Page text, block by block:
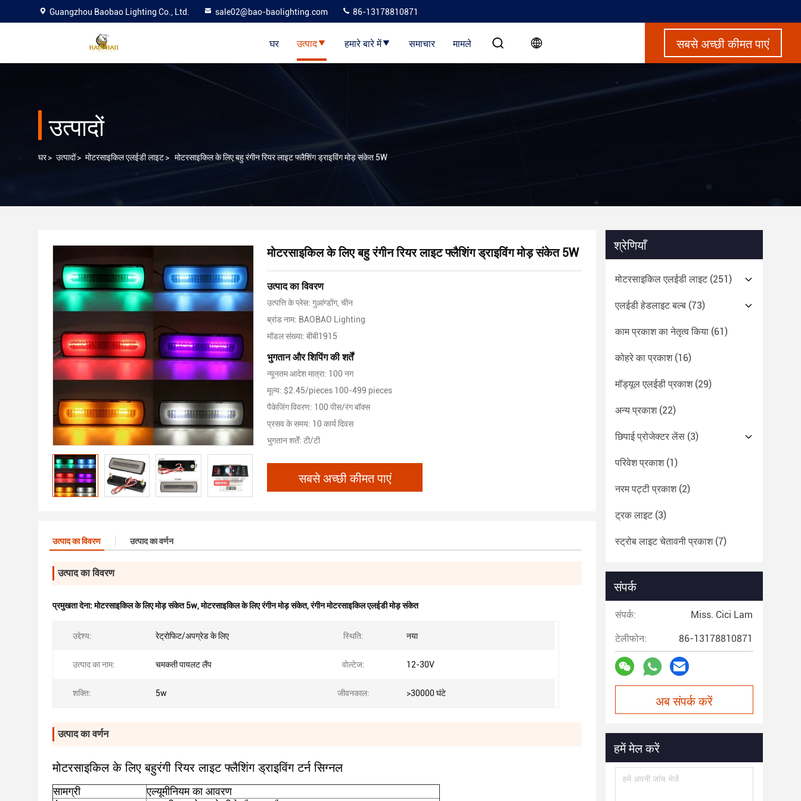
Guangzhou Baobao Lighting Co., Ltd. sale02@bao-baolighting.com 86-13178810871
घर उत्पाद हमारे बारे में समाचार मामले सबसे अच्छी कीमत पाएं
उत्पादों
घर> उत्पादों> मोटरसाइकिल एलईडी लाइट> मोटरसाइकिल के लिए बहु रंगीन रियर लाइट फ्लैशिंग ड्राइविंग मोड़ संकेत 5W
मोटरसाइकिल के लिए बहु रंगीन रियर लाइट फ्लैशिंग ड्राइविंग मोड़ संकेत 5W
उत्पाद का विवरण
उत्पत्ति के प्लेस: गुआंग्डोंग, चीन
ब्रांड नाम: BAOBAO Lighting
मॉडल संख्या: बीबी1915
भुगतान और शिपिंग की शर्तें
न्यूनतम आदेश मात्रा: 100 नग
मूल्य: $2.45/pieces 100-499 pieces
पैकेजिंग विवरण: 100 पीस/रंग बॉक्स
प्रसव के समय: 10 कार्य दिवस
भुगतान शर्तें: टी/टी
सबसे अच्छी कीमत पाएं
उत्पाद का विवरण उत्पाद का वर्णन
उत्पाद का विवरण
प्रमुखता देना:मोटरसाइकिल के लिए मोड़ संकेत 5w,मोटरसाइकिल के लिए रंगीन मोड़ संकेत,रंगीन मोटरसाइकिल एलईडी मोड़ संकेत
उद्देश्य: रेट्रोफिट/अपग्रेड के लिए स्थिति: नया
उत्पाद का नाम: चमकती पायलट लैंप वोल्टेज: 12-30V
शक्ति: 5w जीवनकाल: >30000 घंटे
उत्पाद का वर्णन
मोटरसाइकिल के लिए बहुरंगी रियर लाइट फ्लैशिंग ड्राइविंग टर्न सिग्नल
सामग्री
एल्यूमीनियम का आवरण
श्रेणियाँ
मोटरसाइकिल एलईडी लाइट(251)
एलईडी हेडलाइट बल्ब (73)
काम प्रकाश का नेतृत्व किया (61)
कोहरे का प्रकाश(16)
मॉड्यूल एलईडी प्रकाश(29)
अन्य प्रकाश(22)
छिपाई प्रोजेक्टर लेंस (3)
परिवेश प्रकाश(1)
नरम पट्टी प्रकाश(2)
ट्रक लाइट(3)
स्ट्रोब लाइट चेतावनी प्रकाश(7)
संपर्क
संपर्क: Miss. Cici Lam
टेलीफोन: 86-13178810871
अब संपर्क करें
हमें मेल करें